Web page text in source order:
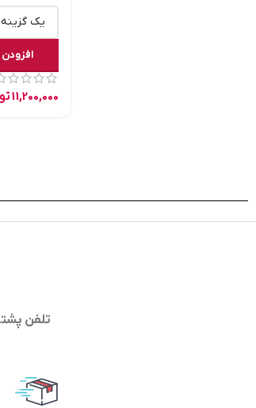
11,200,000
تلفن پشتیبانی: